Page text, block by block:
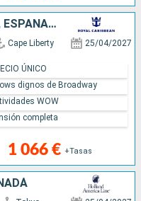
ESTADOS UNIDOS, PORTUGAL, ESPAÑA, ITALIA
Cape Liberty 25/04/2027
1 066 € +Tasas
ÚNICO
dignos de Broadway
WOW
completa